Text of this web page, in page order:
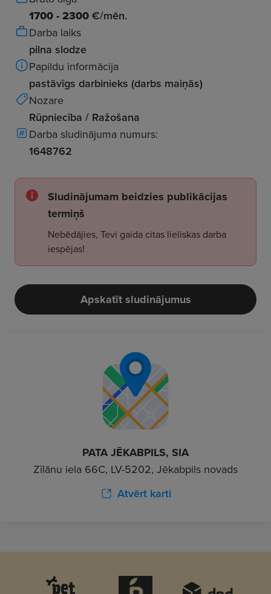
1700 - 2300 €/mēn.
Darba laiks
pilna slodze
Papildu informācija
pastāvīgs darbinieks (darbs maiņās)
Nozare
Rūpniecība / Ražošana
Darba sludinājuma numurs:
1648762
Sludinājumam beidzies publikācijas
termiņš
Nebēdājies, Tevi gaida citas lieliskas darba
iespējas!
Apskatīt sludinājumus
PATA JĒKABPILS, SIA
Zīlānu iela 66C, LV-5202, Jēkabpils novads
Atvērt karti